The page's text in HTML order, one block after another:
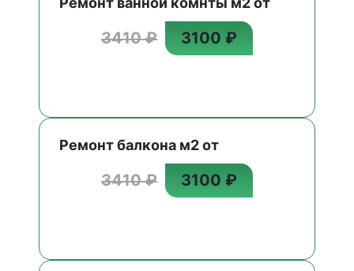
3410 ₽ 3100 ₽
Ремонт балкона м2 от
3410 ₽ 3100 ₽